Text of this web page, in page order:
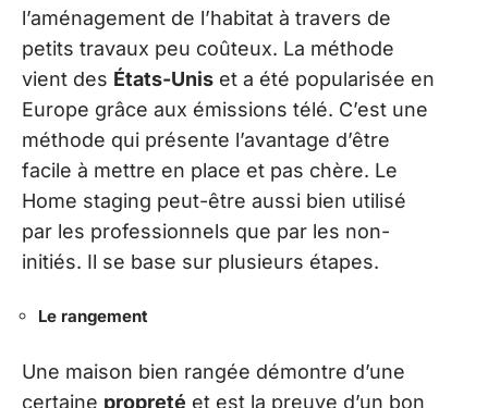
l’aménagement de l’habitat à travers de
petits travaux peu coûteux. La méthode
vient des États-Unis et a été popularisée en
Europe grâce aux émissions télé. C’est une
méthode qui présente l’avantage d’être
facile à mettre en place et pas chère. Le
Home staging peut-être aussi bien utilisé
par les professionnels que par les non-
initiés. Il se base sur plusieurs étapes.
Le rangement
Une maison bien rangée démontre d’une
certaine propreté et est la preuve d’un bon